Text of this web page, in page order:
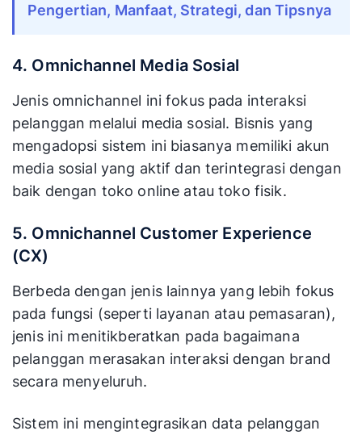
Pengertian, Manfaat, Strategi, dan Tipsnya
4. Omnichannel Media Sosial
Jenis omnichannel ini fokus pada interaksi
pelanggan melalui media sosial. Bisnis yang
mengadopsi sistem ini biasanya memiliki akun
media sosial yang aktif dan terintegrasi dengan
baik dengan toko online atau toko fisik.
5. Omnichannel Customer Experience
(CX)
Berbeda dengan jenis lainnya yang lebih fokus
pada fungsi (seperti layanan atau pemasaran),
jenis ini menitikberatkan pada bagaimana
pelanggan merasakan interaksi dengan brand
secara menyeluruh.
Sistem ini mengintegrasikan data pelanggan